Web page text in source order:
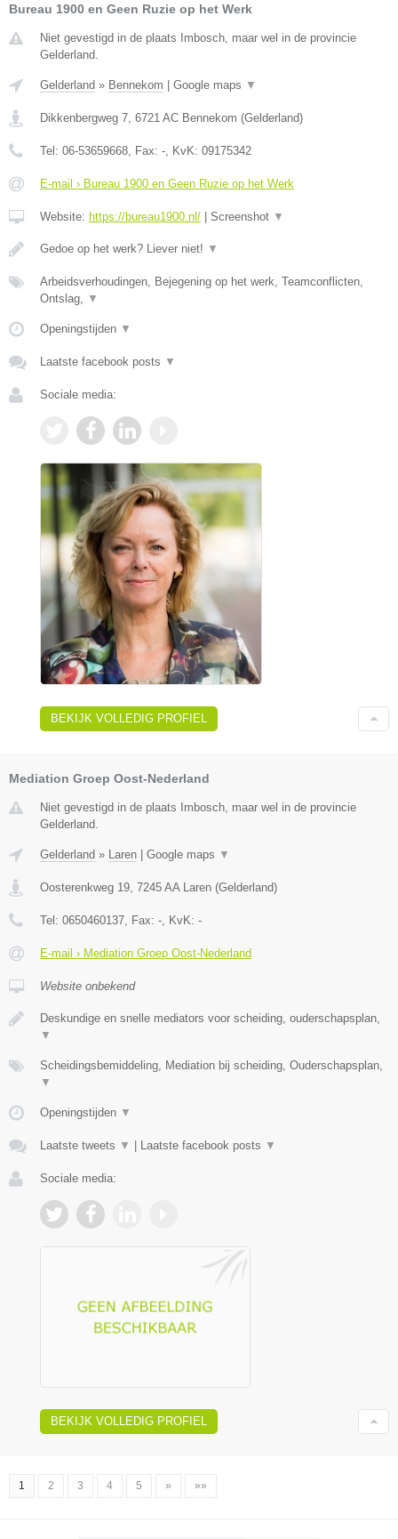
Bureau 1900 en Geen Ruzie op het Werk
Niet gevestigd in de plaats Imbosch, maar wel in de provincie
Gelderland.
Gelderland » Bennekom Google maps ▼
Dikkenbergweg 7 6721 AC Bennekom (Gelderland)
Tel: 06-53659668 , Fax: - , KvK: 09175342
E-mail › Bureau 1900 en Geen Ruzie op het Werk
Website: https://bureau1900.nl/ Screenshot ▼
Gedoe op het werk? Liever niet! ▼
Arbeidsverhoudingen, Bejegening op het werk, Teamconflicten,
Ontslag,
▼
Openingstijden ▼
Laatste facebook posts ▼
Sociale media:
BEKIJK VOLLEDIG PROFIEL
Mediation Groep Oost-Nederland
Niet gevestigd in de plaats Imbosch, maar wel in de provincie
Gelderland.
Gelderland » Laren Google maps ▼
Oosterenkweg 19 7245 AA Laren (Gelderland)
Tel: 0650460137 , Fax: - , KvK: -
E-mail › Mediation Groep Oost-Nederland
Website onbekend
Deskundige en snelle mediators voor scheiding, ouderschapsplan,
▼
Scheidingsbemiddeling, Mediation bij scheiding, Ouderschapsplan,
▼
Openingstijden ▼
Laatste tweets ▼ Laatste facebook posts ▼
Sociale media:
BEKIJK VOLLEDIG PROFIEL
1 2 3 4 5 » »»